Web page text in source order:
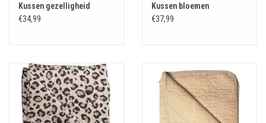
Kussen gezelligheid
€34,99
Kussen bloemen
€37,99